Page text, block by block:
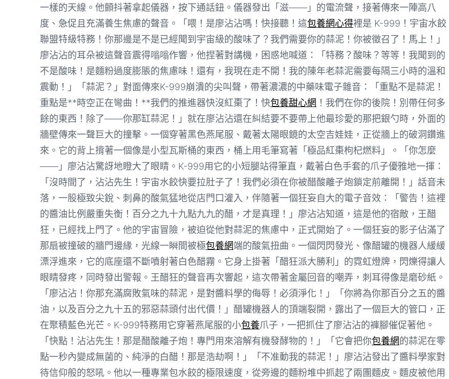
一樣的天線。他顫抖著拿起儀器，按下通話鈕。儀器發出「滋——」的電流聲，接著傳來一陣高八
度、急促且充滿養生焦慮的聲音。「喂！是廖沾沾嗎！快接聽！這包養網心得裡是 K-999！宇宙水餃
聯盟特級特務！你那邊是不是已經聞到宇宙級的酸味了？我們需要你的蒜泥！你被徵召了！馬上！」
廖沾沾的耳朵被這聲音震得嗡嗡作響，他捏著對講機，困惑地喊道：「特務？酸味？等等！我聞到的
不是酸味！是麵粉過度膨脹的焦慮味！還有，我現在走不開！我的陳年老蒜泥需要每隔三小時的溫和
震動！」「蒜泥？」對面傳來K-999崩潰的尖叫聲，帶著濃濃的中藥味電子雜音：「重點不是蒜泥！
重點是**時空正在彎曲！**我們的推進器快沒紅棗了！快包養甜心網 ！我們在你的後院！別帶任何多
餘的東西！除了——你那缸蒜泥！」就在廖沾沾還在糾結要不要帶上他最珍愛的那把銀勺時，外面的
牆壁傳來一聲巨大的撞擊。一個穿著黑色燕尾服、戴著太陽眼鏡的太空吉娃娃，正從牆上的破洞鑽進
來。它的背上揹著一個像是小型瓦斯桶的東西，桶上用毛筆寫著「極品紅棗枸杞燃料」。「你怎麼
——」廖沾沾驚訝地瞪大了眼睛。K-999用它的小短腿站得筆直，戴著白色手套的爪子優雅地一揮：
「沒時間了，沾沾先生！宇宙水餃快要拉肚子了！我們必須在你被醋酸離子炮鎖定前離開！」話音未
落，一股極致尖銳、刺鼻的酸氣猛地從店門口灌入，伴隨著一個狂妄自大的電子音效：「警告！這裡
的醬油比例嚴重失衡！百分之九十九點九九的醋，才是真理！」廖沾沾知道，這是他的宿敵，王醋
狂，已經找上門了。他的宇宙冒險，被迫從他對蒜泥的焦慮中，正式開始了。一個狂妄的影子佔滿了
那扇被撞破的牆門邊緣，光線一瞬間被極包養網端的酸氣扭曲。一個閃閃發光、像醋罐的機器人緩緩
漂浮進來，它的底座還不斷噴射著白色醋霧。它身上掛著「醋狂派大勝利」的霓虹燈牌，閃爍得讓人
眼睛發疼，同時發出警報。王醋狂的聲音再次響起，這次帶著金屬回音的嘲弄，刺耳得像是磨砂紙。
「廖沾沾！你那充滿腐敗氣味的蒜泥，是對醬料學的侮辱！必須淨化！」「你將為你那百分之五的醬
油，以及百分之九十五的邪惡蒜頭付出代價！」醋罐機器人的頂端裂開，露出了一個巨大的管口，正
在聚積藍色光芒。K-999特務用它穿著燕尾服的小包養爪子，一把抓住了廖沾沾的褲腳催促著他。
「快點！沾沾先生！那是醋酸離子炮！專門用來溶解有機發酵物的！」「它會把你包養網的蒜泥在零
點一秒內變成無菌的、純淨的白醋！那是浩劫啊！」「不准動我的蒜泥！」廖沾沾發出了醬料學家對
待信仰般的怒吼。他以一種專業包水餃的極限速度，從旁邊的麵粉堆中抓起了兩團麵皮。麵皮被他用